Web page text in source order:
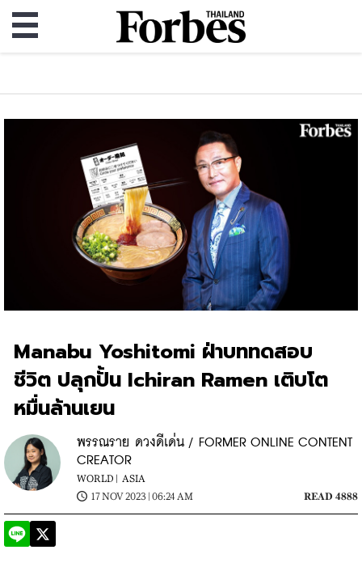
Manabu Yoshitomi ฝ่าบททดสอบ
ชีวิต ปลุกปั้น Ichiran Ramen เติบโต
หมื่นล้านเยน
พรรณราย ดวงดีเด่น / FORMER ONLINE CONTENT
CREATOR
WORLD | ASIA
17 NOV 2023 | 06:24 AM
READ 4888